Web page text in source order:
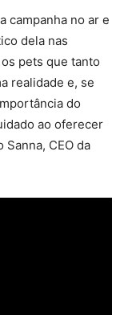
campanha no ar e
dela nas
pets que tanto
realidade e, se
do
ao oferecer
Sanna, CEO da